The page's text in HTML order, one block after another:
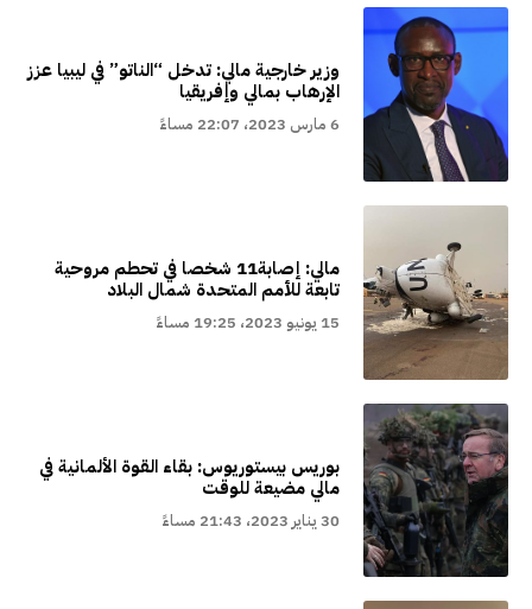
وزير خارجية مالي: تدخل “الناتو” في ليبيا عزز
الإرهاب بمالي وإفريقيا
6 مارس 2023، 22:07 مساءً
مالي: إصابة11 شخصا في تحطم مروحية
تابعة للأمم المتحدة شمال البلاد
15 يونيو 2023، 19:25 مساءً
بوريس بيستوريوس: بقاء القوة الألمانية في
مالي مضيعة للوقت
30 يناير 2023، 21:43 مساءً